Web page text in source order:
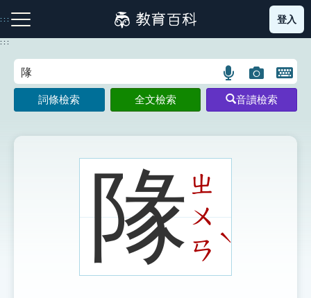
到
主
:::
注音索引圖示 筆畫索引圖示 部首索引表圖示
登入
:::
語
言
搜
示
圖
片
搜
開
鍵
圖
詞條檢索 全文檢索 音讀檢索
䧘ㄓ
ㄨ
ㄢ
ˋ